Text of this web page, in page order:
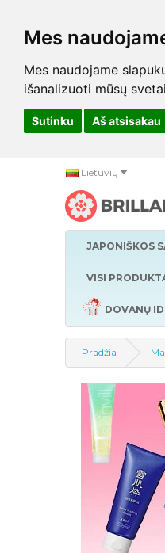
Mes
Mes naudojame
išanalizuoti mūsų
Sutinku Aš atsisakau
Lietuvių
JAPONIŠKOS
VISI
DOVANŲ
Pradžia